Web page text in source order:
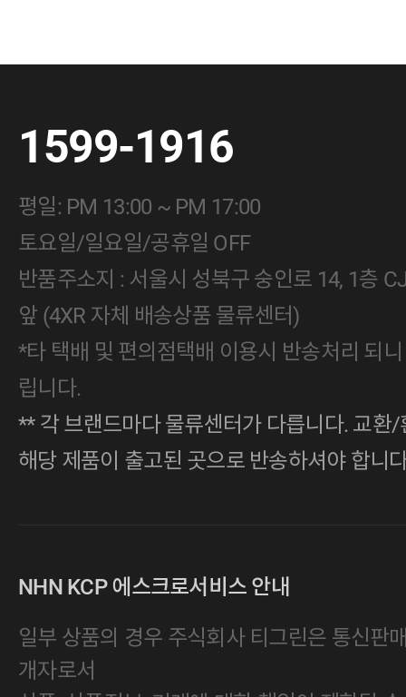
1599-1916
평일: PM 13:00 ~ PM 17:00
토요일/일요일/공휴일 OFF
반품주소지 : 서울시 성북구 숭인로 14, 1층
앞 (4XR 자체 배송상품 물류센터)
*타 택배 및 편의점택배 이용시 반송처리 되
립니다.
** 각 브랜드마다 물류센터가 다릅니다. 교환
해당 제품이 출고된 곳으로 반송하셔야 합니
NHN KCP 에스크로서비스 안내
일부 상품의 경우 주식회사 티그린은 통신판
개자로서